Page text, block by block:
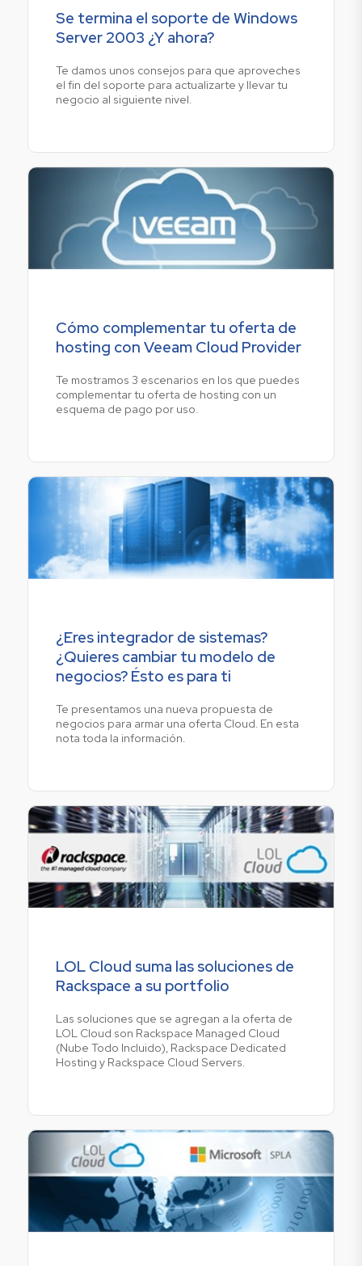
Se termina el soporte de Windows
Server 2003 ¿Y ahora?
Te damos unos consejos para que aproveches
el fin del soporte para actualizarte y llevar tu
negocio al siguiente nivel.
Cómo complementar tu oferta de
hosting con Veeam Cloud Provider
Te mostramos 3 escenarios en los que puedes
complementar tu oferta de hosting con un
esquema de pago por uso.
¿Eres integrador de sistemas?
¿Quieres cambiar tu modelo de
negocios? Ésto es para ti
Te presentamos una nueva propuesta de
negocios para armar una oferta Cloud. En esta
nota toda la información.
LOL Cloud suma las soluciones de
Rackspace a su portfolio
Las soluciones que se agregan a la oferta de
LOL Cloud son Rackspace Managed Cloud
(Nube Todo Incluido), Rackspace Dedicated
Hosting y Rackspace Cloud Servers.